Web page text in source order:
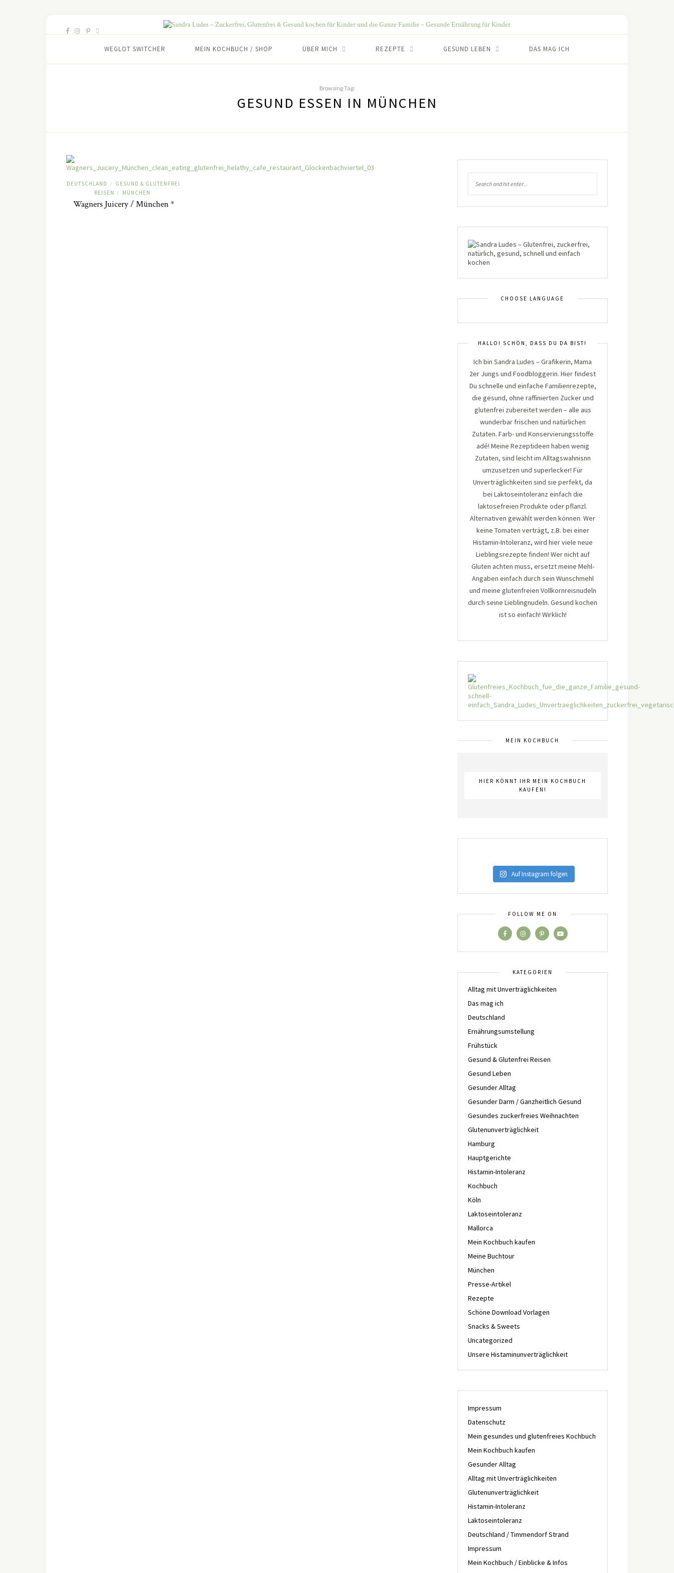
WEGLOT SWITCHER MEIN KOCHBUCH / SHOP ÜBER MICH REZEPTE GESUND LEBEN DAS MAG ICH
Browsing Tag:
GESUND ESSEN IN MÜNCHEN
DEUTSCHLAND /
GESUND & GLUTENFREI
REISEN
/ MÜNCHEN
Wagners Juicery / München *
CHOOSE LANGUAGE
HALLO! SCHÖN, DASS DU DA BIST!
Ich bin Sandra Ludes – Grafikerin, Mama
2er Jungs und Foodbloggerin. Hier findest
Du schnelle und einfache Familienrezepte,
die gesund, ohne raffinierten Zucker und
glutenfrei zubereitet werden – alle aus
wunderbar frischen und natürlichen
Zutaten. Farb- und Konservierungsstoffe
adé! Meine Rezeptideen haben wenig
Zutaten, sind leicht im Alltagswahnisnn
umzusetzen und superlecker! Für
Unverträglichkeiten sind sie perfekt, da
bei Laktoseintoleranz einfach die
laktosefreien Produkte oder pflanzl.
Alternativen gewählt werden können. Wer
keine Tomaten verträgt, z.B. bei einer
Histamin-Intoleranz, wird hier viele neue
Lieblingsrezepte finden! Wer nicht auf
Gluten achten muss, ersetzt meine Mehl-
Angaben einfach durch sein Wunschmehl
und meine glutenfreien Vollkornreisnudeln
durch seine Lieblingnudeln. Gesund kochen
ist so einfach! Wirklich!
MEIN KOCHBUCH
HIER KÖNNT IHR MEIN KOCHBUCH
KAUFEN!
Auf Instagram folgen
FOLLOW ME ON
KATEGORIEN
Alltag mit Unverträglichkeiten
Das mag ich
Deutschland
Ernährungsumstellung
Frühstück
Gesund & Glutenfrei Reisen
Gesund Leben
Gesunder Alltag
Gesunder Darm / Ganzheitlich Gesund
Gesundes zuckerfreies Weihnachten
Glutenunverträglichkeit
Hamburg
Hauptgerichte
Histamin-Intoleranz
Kochbuch
Köln
Laktoseintoleranz
Mallorca
Mein Kochbuch kaufen
Meine Buchtour
München
Presse-Artikel
Rezepte
Schöne Download Vorlagen
Snacks & Sweets
Uncategorized
Unsere Histaminunverträglichkeit
Impressum
Datenschutz
Mein gesundes und glutenfreies Kochbuch
Mein Kochbuch kaufen
Gesunder Alltag
Alltag mit Unverträglichkeiten
Glutenunverträglichkeit
Histamin-Intoleranz
Laktoseintoleranz
Deutschland / Timmendorf Strand
Impressum
Mein Kochbuch / Einblicke & Infos